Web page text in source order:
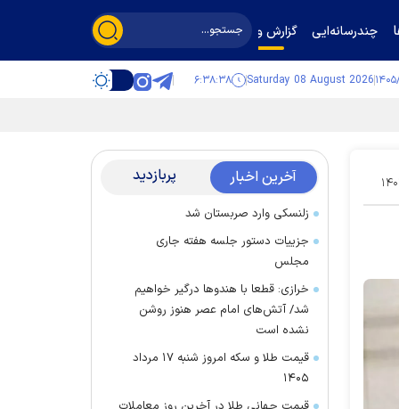
چندرسانه‌ایی گزارش و گفت‌وگو
Saturday 08 August 2026 ۶:۳۸:۳۹
۳۱ آخرین اخبار پربازدید
زلنسکی وارد صربستان شد
جزییات دستور جلسه هفته جاری
مجلس
خرازی: قطعا با هندو‌ها درگیر خواهیم
شد/ آتش‌های امام عصر هنوز روشن
نشده است
قیمت طلا و سکه امروز شنبه ۱۷ مرداد
۱۴۰۵